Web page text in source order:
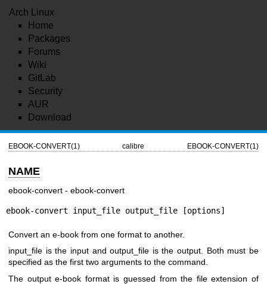
Arch Linux
Home
Packages
Forums
Wiki
GitLab
Security
AUR
Download
EBOOK-CONVERT(1) calibre EBOOK-CONVERT(1)
NAME
ebook-convert - ebook-convert
ebook-convert input_file output_file [options]
Convert an e-book from one format to another.
input_file is the input and output_file is the output. Both must be
specified as the first two arguments to the command.
The output e-book format is guessed from the file extension of